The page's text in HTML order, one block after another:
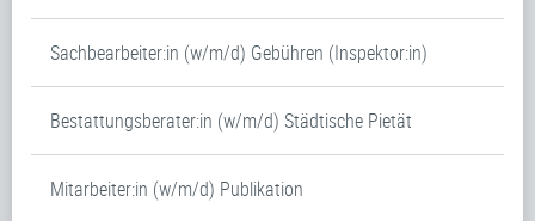
Sachbearbeiter:in (w/m/d) Gebühren (Inspektor:in)
Bestattungsberater:in (w/m/d) Städtische Pietät
Mitarbeiter:in (w/m/d) Publikation